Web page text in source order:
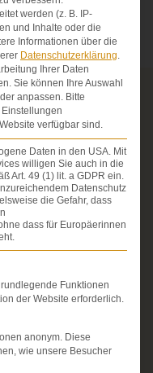
als Fachanwälte
ausgewiesene
Unfallfolgen und
und
steht für uns
werden (z. B. IP-
und Inhalte oder die
Informationen über die
Datenschutzerklärung.
Ihrer Daten
Sie können Ihre Auswahl
anpassen. Bitte
verfügbar sind.
Daten in den USA. Mit
willigen Sie auch in die
Art. 49 (1) lit. a GDPR ein.
Datenschutz
die Gefahr, dass
dass für Europäerinnen
für die eine
Funktionen
der Website erforderlich.
anonym. Diese
wie unsere Besucher